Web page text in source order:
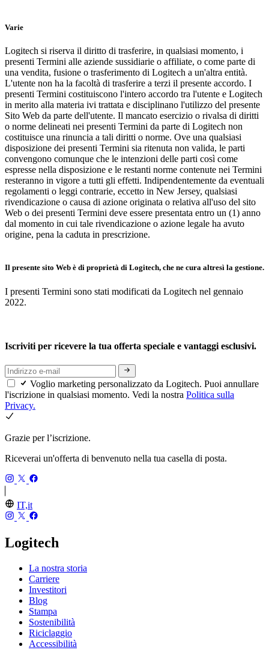
Varie
Logitech si riserva il diritto di trasferire, in qualsiasi momento, i
presenti Termini alle aziende sussidiarie o affiliate, o come parte di
una vendita, fusione o trasferimento di Logitech a un'altra entità.
L'utente non ha la facoltà di trasferire a terzi il presente accordo. I
presenti Termini costituiscono l'intero accordo tra l'utente e Logitech
in merito alla materia ivi trattata e disciplinano l'utilizzo del presente
Sito Web da parte dell'utente. Il mancato esercizio o rivalsa di diritti
o norme delineati nei presenti Termini da parte di Logitech non
costituisce una rinuncia a tali diritti o norme. Ove una qualsiasi
disposizione dei presenti Termini sia ritenuta non valida, le parti
convengono comunque che le intenzioni delle parti così come
espresse nella disposizione e le restanti norme contenute nei Termini
resteranno in vigore a tutti gli effetti. Indipendentemente da eventuali
regolamenti o leggi contrarie, eccetto in New Jersey, qualsiasi
rivendicazione o causa di azione originata o relativa all'uso del sito
Web o dei presenti Termini deve essere presentata entro un (1) anno
dal momento in cui tale rivendicazione o azione legale ha avuto
origine, pena la caduta in prescrizione.
Il presente sito Web è di proprietà di Logitech, che ne cura altresì la gestione.
I presenti Termini sono stati modificati da Logitech nel gennaio
2022.
Iscriviti per ricevere la tua offerta speciale e vantaggi esclusivi.
Voglio marketing personalizzato da Logitech. Puoi annullare
l'iscrizione in qualsiasi momento. Vedi la nostra Politica sulla
Privacy.
Grazie per l’iscrizione.
Riceverai un'offerta di benvenuto nella tua casella di posta.
IT,it
Logitech
La nostra storia
Carriere
Investitori
Blog
Stampa
Sostenibilità
Riciclaggio
Accessibilità